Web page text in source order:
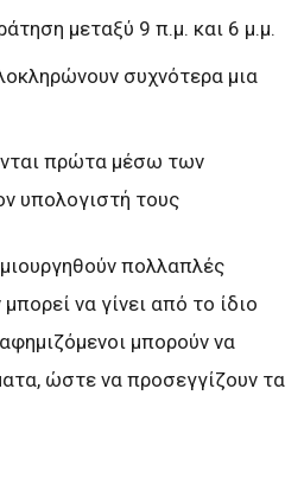
μεταξύ 9 π.μ. και 6 μ.μ.
συχνότερα μια
πρώτα μέσω των
υπολογιστή τους
πολλαπλές
να γίνει από το ίδιο
μπορούν να
ώστε να προσεγγίζουν τα